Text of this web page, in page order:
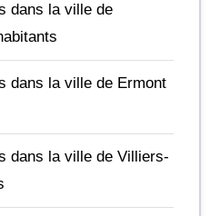
dans la ville de
dans la ville de Ermont
dans la ville de Villiers-